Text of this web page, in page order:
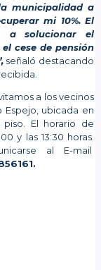
municipalidad a
mi 10%. El
a solucionar el
cese de pensión
señaló destacando
a los vecinos
Espejo, ubicada en
El horario de
y las 13:30 horas.
al E-mail